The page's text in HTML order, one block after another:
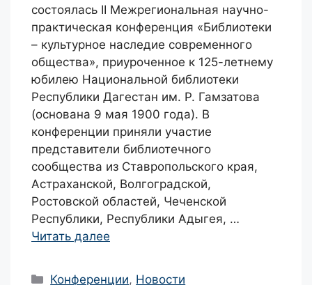
состоялась II Межрегиональная научно-
практическая конференция «Библиотеки
– культурное наследие современного
общества», приуроченное к 125-летнему
юбилею Национальной библиотеки
Республики Дагестан им. Р. Гамзатова
(основана 9 мая 1900 года). В
конференции приняли участие
представители библиотечного
сообщества из Ставропольского края,
Астраханской, Волгоградской,
Ростовской областей, Чеченской
Республики, Республики Адыгея, …
Читать далее
Рубрики
Конференции, Новости